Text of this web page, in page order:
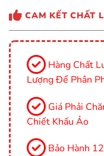
CAM KẾT CHẤT
Hàng Chất
Lượng Để Phân
Giá Phải
Chiết Khấu Ảo
Bảo Hành